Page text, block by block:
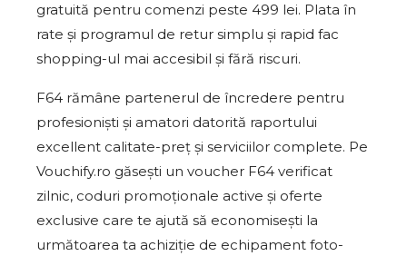
gratuită pentru comenzi peste 499 lei. Plata în
rate și programul de retur simplu și rapid fac
shopping-ul mai accesibil și fără riscuri.
F64 rămâne partenerul de încredere pentru
profesioniști și amatori datorită raportului
excellent calitate-preț și serviciilor complete. Pe
Vouchify.ro găsești un voucher F64 verificat
zilnic, coduri promoționale active și oferte
exclusive care te ajută să economisești la
următoarea ta achiziție de echipament foto-